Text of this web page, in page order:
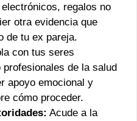
regalos no
otra evidencia que
de tu ex pareja.
con tus seres
de la salud
apoyo emocional y
cómo proceder.
Acude a la